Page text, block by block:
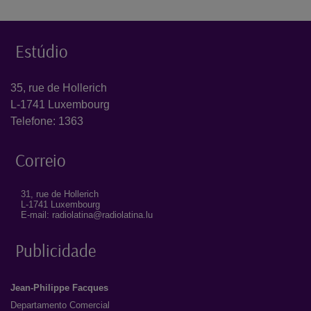
Estúdio
35, rue de Hollerich
L-1741 Luxembourg
Telefone: 1363
Correio
31, rue de Hollerich
L-1741 Luxembourg
E-mail: radiolatina@radiolatina.lu
Publicidade
Jean-Philippe Facques
Departamento Comercial